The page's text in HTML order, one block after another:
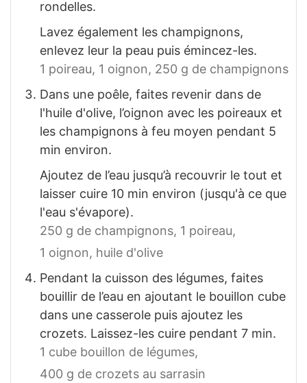
rondelles.
Lavez également les champignons,
enlevez leur la peau puis émincez-les.
1 poireau, 1 oignon, 250 g de champignons
Dans une poêle, faites revenir dans de
l'huile d'olive, l’oignon avec les poireaux et
les champignons à feu moyen pendant 5
min environ.
Ajoutez de l’eau jusqu’à recouvrir le tout et
laisser cuire 10 min environ (jusqu'à ce que
l'eau s'évapore).
250 g de champignons, 1 poireau,
1 oignon, huile d'olive
Pendant la cuisson des légumes, faites
bouillir de l’eau en ajoutant le bouillon cube
dans une casserole puis ajoutez les
crozets. Laissez-les cuire pendant 7 min.
1 cube bouillon de légumes,
400 g de crozets au sarrasin